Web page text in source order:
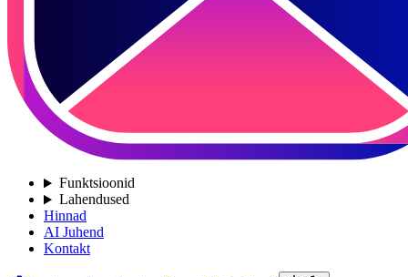
Funktsioonid
Lahendused
Hinnad
AI Juhend
Kontakt